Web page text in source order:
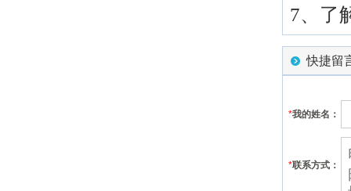
7、了
快捷留
*我的姓名：
*联系方式：